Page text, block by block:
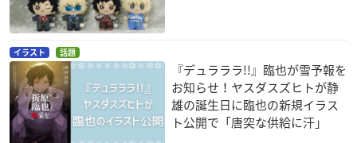
イラスト 話題
『デュラララ!!』臨也が雪予報を
お知らせ！ヤスダスズヒトが静
雄の誕生日に臨也の新規イラス
ト公開で「唐突な供給に汗」